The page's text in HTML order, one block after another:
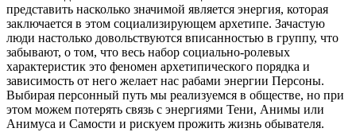
представить насколько значимой является энергия, которая
заключается в этом социализирующем архетипе. Зачастую
люди настолько довольствуются вписанностью в группу, что
забывают, о том, что весь набор социально-ролевых
характеристик это феномен архетипического порядка и
зависимость от него желает нас рабами энергии Персоны.
Выбирая персонный путь мы реализуемся в обществе, но при
этом можем потерять связь с энергиями Тени, Анимы или
Анимуса и Самости и рискуем прожить жизнь обывателя.